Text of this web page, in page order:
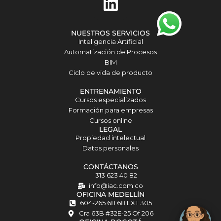
i
n
k
e
d
i
n
NUESTROS SERVICIOS
Inteligencia Artificial
Automatización de Procesos
BIM
Ciclo de vida de producto
ENTRENAMIENTO
Cursos especializados
Formación para empresas
Cursos online
LEGAL
Propiedad intelectual
Datos personales
CONTÁCTANOS
313 623 40 82
info@iac.com.co
OFICINA MEDELLÍN
604-265 68 68 EXT 305
Cra 63B #32E-25 Of 206